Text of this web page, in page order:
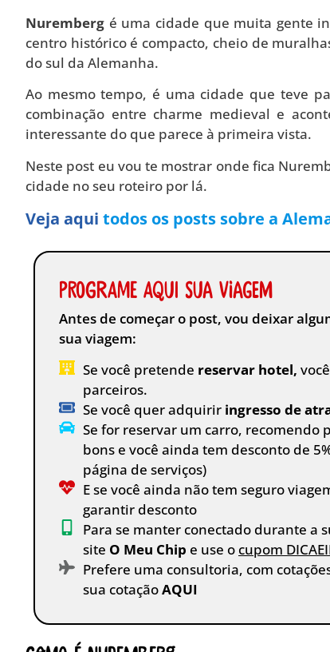
Nuremberg é uma cidade que muita gente
centro histórico é compacto, cheio de
do sul da Alemanha.
Ao mesmo tempo, é uma cidade que teve
combinação entre charme medieval e
interessante do que parece à primeira vista.
Neste post eu vou te mostrar onde fica
cidade no seu roteiro por lá.
Veja aqui todos os posts sobre a
Programe aqui sua viagem
Antes de começar o post, vou deixar
sua viagem:
Se você pretende reservar hotel,
parceiros.
Se você quer adquirir ingresso de
Se for reservar um carro, recomendo
bons e você ainda tem desconto de
página de serviços)
E se você ainda não tem seguro
garantir desconto
Para se manter conectado durante a
site O Meu Chip e use o cupom
Prefere uma consultoria, com
sua cotaçãoAQUI